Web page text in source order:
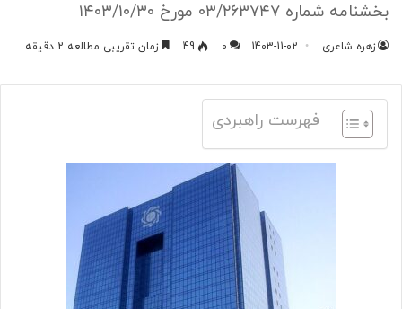
بخشنامه شماره ۰۳/۲۶۳۷۴۷ مورخ ۱۴۰۳/۱۰/۳۰
زهره شاعری 1403-11-02
0
49 زمان تقریبی مطالعه 2 دقیقه
فهرست راهبردی